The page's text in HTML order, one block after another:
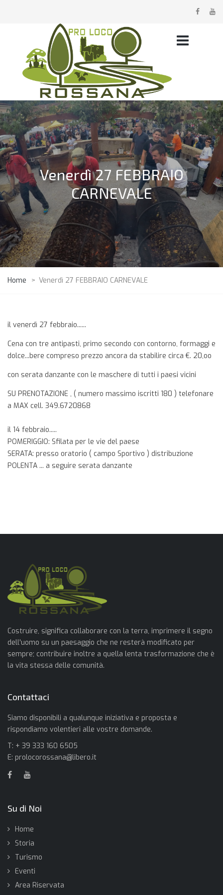
Venerdì 27 FEBBRAIO
CARNEVALE
Home > Venerdì 27 FEBBRAIO CARNEVALE
il venerdì 27 febbraio......
Cena con tre antipasti, primo secondo con contorno, formaggi e
dolce...bere compreso prezzo ancora da stabilire circa €. 20,oo
con serata danzante con le maschere di tutti i paesi vicini
SU PRENOTAZIONE , ( numero massimo iscritti 180 ) telefonare
a MAX cell. 349.6720868
il 14 febbraio.....
POMERIGGIO: Sfilata per le vie del paese
SERATA: presso oratorio ( campo Sportivo ) distribuzione
POLENTA ... a seguire serata danzante
Costruire, significa collaborare con la terra, imprimere il segno
dell'uomo su un paesaggio che ne resterà modificato per
sempre; contribuire inoltre a quella lenta trasformazione che è
la vita stessa delle comunità.
Contattaci
Siamo disponibili a qualunque iniziativa e proposta e
rispondiamo volentieri alle vostre domande.
T: + 39 333 160 6505
E: prolocorossana@libero.it
Su di Noi
Home
Storia
Turismo
Eventi
Area Riservata